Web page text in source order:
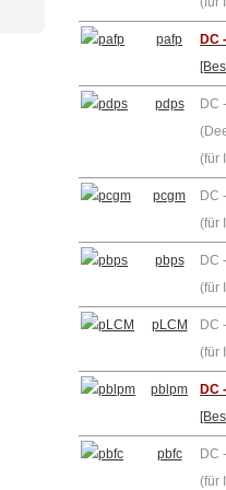
pafp
DC
pdps
DC
(für
pcgm
DC
(für
pbps
DC
(für
pLCM
DC
(für
pblpm
DC
pbfc
DC
(für